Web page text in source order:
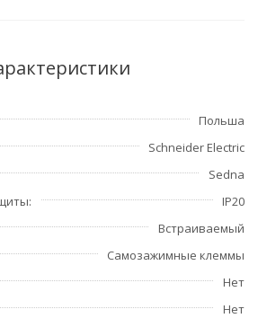
Польша
Schneider Electric
Sedna
IP20
Встраиваемый
Самозажимные клеммы
Нет
Нет